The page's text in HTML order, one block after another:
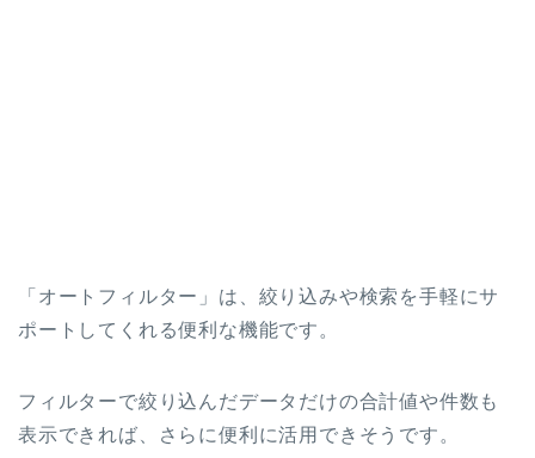
「オートフィルター」は、絞り込みや検索を手軽にサ
ポートしてくれる便利な機能です。
フィルターで絞り込んだデータだけの合計値や件数も
表示できれば、さらに便利に活用できそうです。